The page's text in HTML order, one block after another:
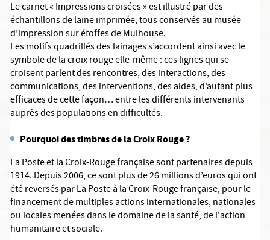
Le carnet « Impressions croisées » est illustré par des
échantillons de laine imprimée, tous conservés au musée
d’impression sur étoffes de Mulhouse.
Les motifs quadrillés des lainages s’accordent ainsi avec le
symbole de la croix rouge elle-même : ces lignes qui se
croisent parlent des rencontres, des interactions, des
communications, des interventions, des aides, d’autant plus
efficaces de cette façon… entre les différents intervenants
auprès des populations en difficultés.
Pourquoi des timbres de la Croix Rouge ?
La Poste et la Croix-Rouge française sont partenaires depuis
1914. Depuis 2006, ce sont plus de 26 millions d’euros qui ont
été reversés par La Poste à la Croix-Rouge française, pour le
financement de multiples actions internationales, nationales
ou locales menées dans le domaine de la santé, de l'action
humanitaire et sociale.